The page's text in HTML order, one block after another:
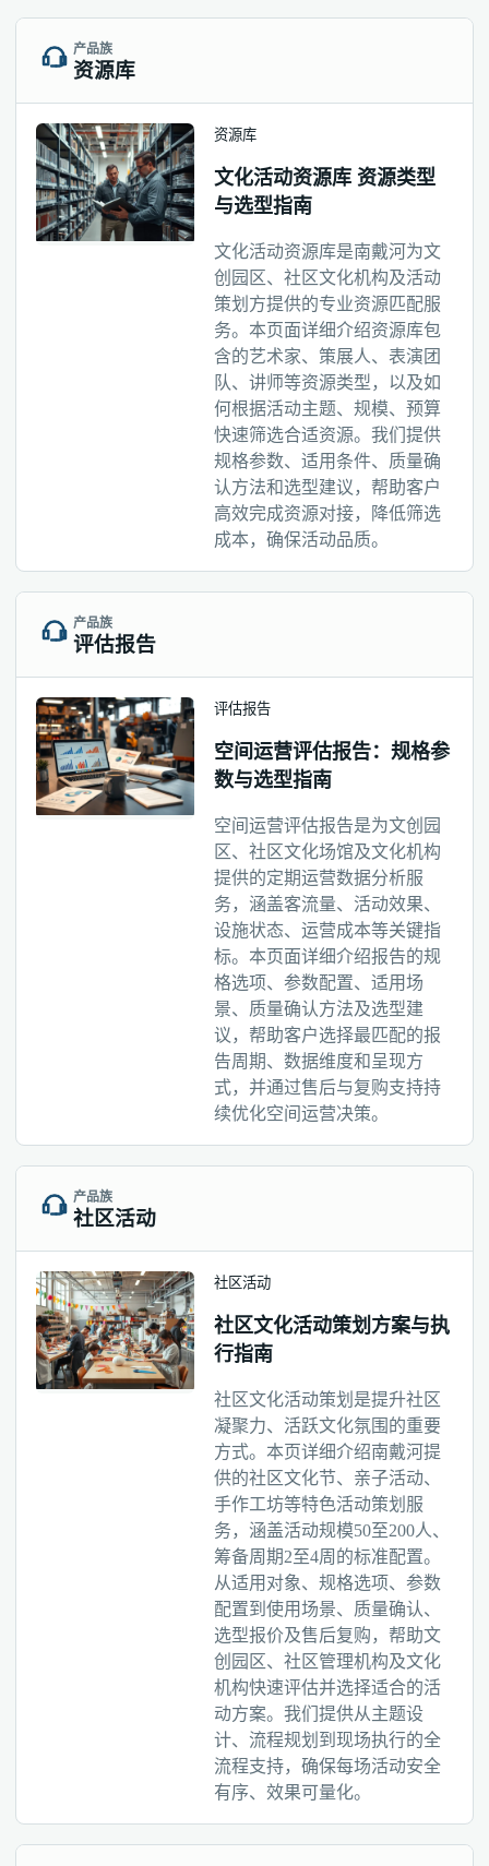
产品族
资源库
资源库
文化活动资源库 资源类型
与选型指南
文化活动资源库是南戴河为文
创园区、社区文化机构及活动
策划方提供的专业资源匹配服
务。本页面详细介绍资源库包
含的艺术家、策展人、表演团
队、讲师等资源类型，以及如
何根据活动主题、规模、预算
快速筛选合适资源。我们提供
规格参数、适用条件、质量确
认方法和选型建议，帮助客户
高效完成资源对接，降低筛选
成本，确保活动品质。
产品族
评估报告
评估报告
空间运营评估报告：规格参
数与选型指南
空间运营评估报告是为文创园
区、社区文化场馆及文化机构
提供的定期运营数据分析服
务，涵盖客流量、活动效果、
设施状态、运营成本等关键指
标。本页面详细介绍报告的规
格选项、参数配置、适用场
景、质量确认方法及选型建
议，帮助客户选择最匹配的报
告周期、数据维度和呈现方
式，并通过售后与复购支持持
续优化空间运营决策。
产品族
社区活动
社区活动
社区文化活动策划方案与执
行指南
社区文化活动策划是提升社区
凝聚力、活跃文化氛围的重要
方式。本页详细介绍南戴河提
供的社区文化节、亲子活动、
手作工坊等特色活动策划服
务，涵盖活动规模50至200人、
筹备周期2至4周的标准配置。
从适用对象、规格选项、参数
配置到使用场景、质量确认、
选型报价及售后复购，帮助文
创园区、社区管理机构及文化
机构快速评估并选择适合的活
动方案。我们提供从主题设
计、流程规划到现场执行的全
流程支持，确保每场活动安全
有序、效果可量化。